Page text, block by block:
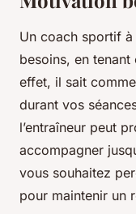
Un coach sportif
besoins, en
effet, il sait
durant vos
l’entraîneur peut
accompagner
vous souhaitez
pour maintenir un